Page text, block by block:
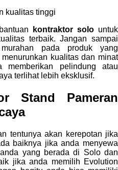
kualitas tinggi
kontraktor solountuk
terbaik. Jangan sampai
pada produk yang
kualitas dan minat
pelindung atau
terlihat lebih eksklusif.
Stand Pameran
tentunya akan kerepotan jika
baiknya jika anda menyewa
yang berada di Solo dan
jika anda memilih Evolution